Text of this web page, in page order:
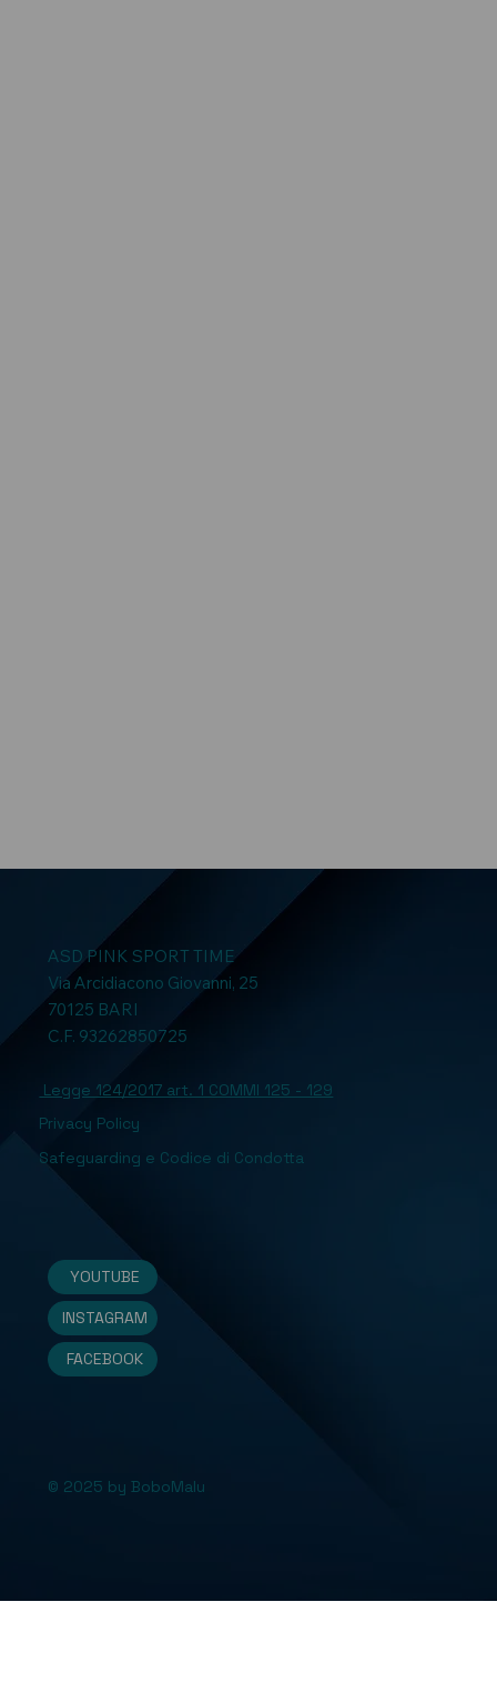
ASD PINK SPORT TIME
Via Arcidiacono Giovanni, 25
70125 BARI
C.F. 93262850725
Legge 124/2017 art. 1 COMMI 125 - 129
Privacy Policy
Safeguarding e Codice di Condotta
© 2025 by BoboMalu
INSTAGRAM
FACEBOOK
YOUTUBE